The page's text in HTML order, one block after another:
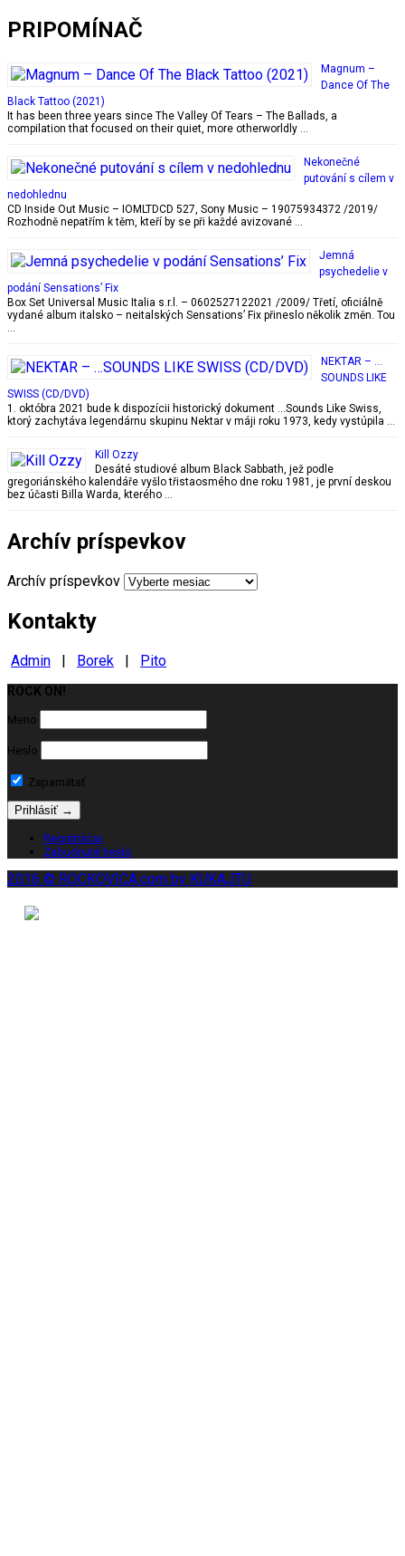
PRIPOMÍNAČ
Magnum –
Dance Of The
Black Tattoo (2021)
It has been three years since The Valley Of Tears – The Ballads, a
compilation that focused on their quiet, more otherworldly …
Nekonečné
putování s cílem v
nedohlednu
CD Inside Out Music ‎– IOMLTDCD 527, Sony Music ‎– 19075934372 /2019/
Rozhodně nepatřím k těm, kteří by se při každé avizované …
Jemná
psychedelie v
podání Sensations’ Fix
Box Set Universal Music Italia s.r.l. – 0602527122021 /2009/ Třetí, oficiálně
vydané album italsko – neitalských Sensations’ Fix přineslo několik změn. Tou
…
NEKTAR – …
SOUNDS LIKE
SWISS (CD/DVD)
1. októbra 2021 bude k dispozícii historický dokument …Sounds Like Swiss,
ktorý zachytáva legendárnu skupinu Nektar v máji roku 1973, kedy vystúpila …
Kill Ozzy
Desáté studiové album Black Sabbath, jež podle
gregoriánského kalendáře vyšlo třistaosmého dne roku 1981, je první deskou
bez účasti Billa Warda, kterého …
Archív príspevkov
Archív príspevkov
Kontakty
Admin | Borek | Pito
Milujeme ROCK
ROCK ON!
Meno
Heslo
Zapamätať
Registrácia
Zabudnuté heslo
2016 © ROCKOVICA.com by KUKAJTU